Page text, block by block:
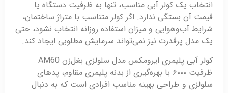
انتخاب یک کولر آبی مناسب، تنها به ظرفیت دستگاه یا
قیمت آن بستگی ندارد. اگر کولر متناسب با متراژ ساختمان،
شرایط آب‌وهوایی و میزان استفاده روزانه انتخاب نشود، حتی
یک مدل پرقدرت نیز نمی‌تواند سرمایش مطلوبی ایجاد کند.
کولر آبی پلیمری ایرومکس مدل سلولزی بغل‌زن AM60
ظرفیت ۶۰۰۰ با بهره‌گیری از بدنه پلیمری مقاوم، پدهای
سلولزی و طراحی بهینه مناسب افرادی است که به دنبال